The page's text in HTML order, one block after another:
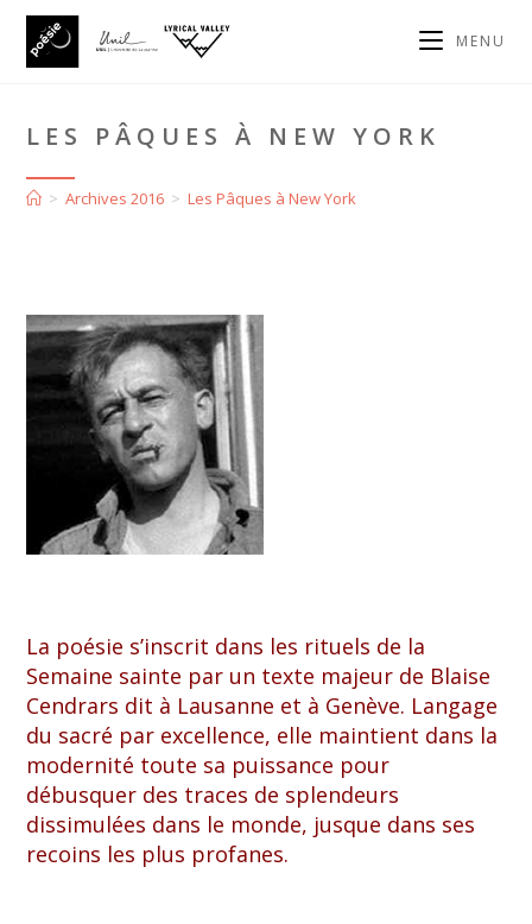
MENU
LES PÂQUES À NEW YORK
> Archives 2016 > Les Pâques à New York
La poésie s’inscrit dans les rituels de la
Semaine sainte par un texte majeur de Blaise
Cendrars dit à Lausanne et à Genève. Langage
du sacré par excellence, elle maintient dans la
modernité toute sa puissance pour
débusquer des traces de splendeurs
dissimulées dans le monde, jusque dans ses
recoins les plus profanes.